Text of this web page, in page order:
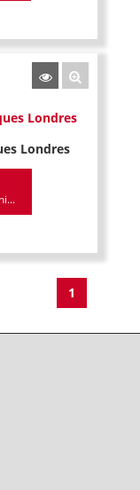
Londres
1